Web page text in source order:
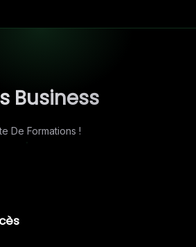
Business
De Formations !